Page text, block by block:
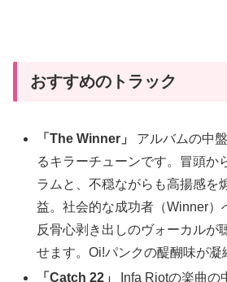
おすすめのトラック
「The Winner」
アルバムの中
るキラーチューンです。冒頭か
ラムと、不穏ながらも高揚感を
益。社会的な成功者（Winner）
反骨心剥き出しのヴォーカルが
せます。Oi!パンクの醍醐味が凝
「Catch 22」
Infa Riotの楽曲